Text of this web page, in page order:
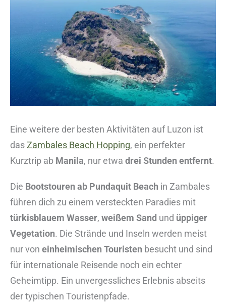
Eine weitere der besten Aktivitäten auf Luzon ist
dasZambales Beach Hopping, ein perfekter
Kurztrip ab Manila, nur etwa drei Stunden entfernt.
Die Bootstouren ab Pundaquit Beach in Zambales
führen dich zu einem versteckten Paradies mit
türkisblauem Wasser, weißem Sand und üppiger
Vegetation. Die Strände und Inseln werden meist
nur von einheimischen Touristen besucht und sind
für internationale Reisende noch ein echter
Geheimtipp. Ein unvergessliches Erlebnis abseits
der typischen Touristenpfade.